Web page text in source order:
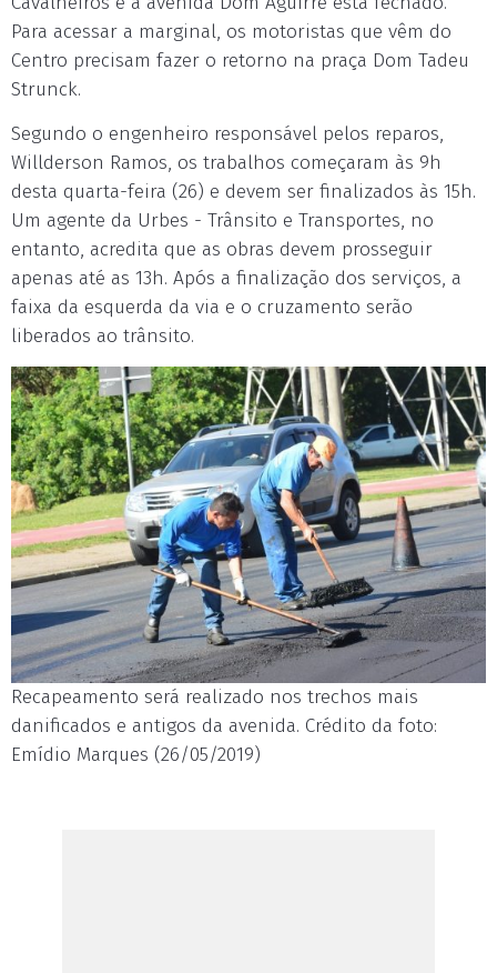
Para acessar a marginal, os motoristas que vêm do
Centro precisam fazer o retorno na praça Dom Tadeu
Strunck.
Segundo o engenheiro responsável pelos reparos,
Willderson Ramos, os trabalhos começaram às 9h
desta quarta-feira (26) e devem ser finalizados às 15h.
Um agente da Urbes - Trânsito e Transportes, no
entanto, acredita que as obras devem prosseguir
apenas até as 13h. Após a finalização dos serviços, a
faixa da esquerda da via e o cruzamento serão
liberados ao trânsito.
Recapeamento será realizado nos trechos mais
danificados e antigos da avenida. Crédito da foto:
Emídio Marques (26/05/2019)